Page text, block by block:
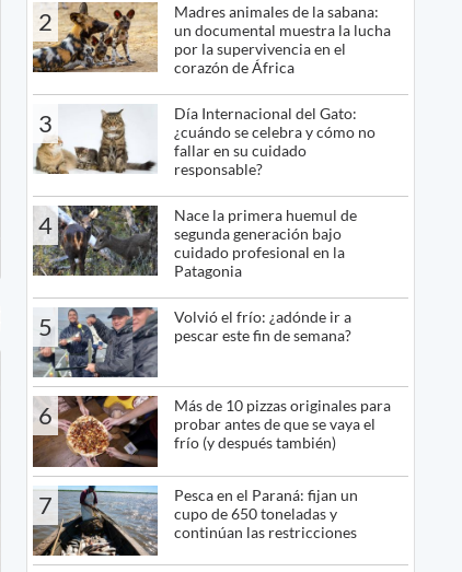
2
Madres animales de la sabana:
un documental muestra la lucha
por la supervivencia en el
corazón de África
3
Día Internacional del Gato:
¿cuándo se celebra y cómo no
fallar en su cuidado
responsable?
4
Nace la primera huemul de
segunda generación bajo
cuidado profesional en la
Patagonia
5
Volvió el frío: ¿adónde ir a
pescar este fin de semana?
6
Más de 10 pizzas originales para
probar antes de que se vaya el
frío (y después también)
7
Pesca en el Paraná: fijan un
cupo de 650 toneladas y
continúan las restricciones